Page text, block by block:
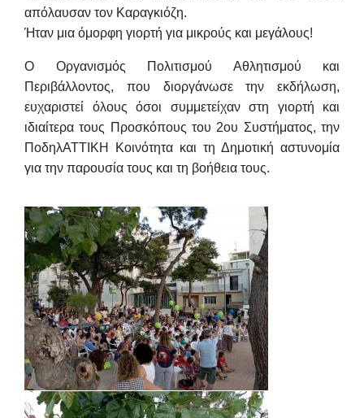
απόλαυσαν τον Καραγκιόζη.
Ήταν μια όμορφη γιορτή για μικρούς και μεγάλους!
Ο Οργανισμός Πολιτισμού Αθλητισμού και
Περιβάλλοντος, που διοργάνωσε την εκδήλωση,
ευχαριστεί όλους όσοι συμμετείχαν στη γιορτή και
ιδιαίτερα τους Προσκόπους του 2ου Συστήματος, την
ΠοδηλΑΤΤΙΚΗ Κοινότητα και τη Δημοτική αστυνομία
για την παρουσία τους και τη βοήθεια τους.